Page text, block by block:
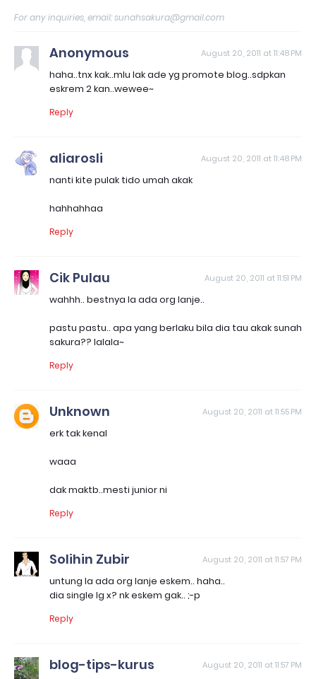
For any inquiries, email: sunahsakura@gmail.com
Anonymous August 20, 2011 at 11:48 PM
haha..tnx kak..mlu lak ade yg promote blog..sdpkan
eskrem 2 kan..wewee~
Reply
aliarosli August 20, 2011 at 11:48 PM
nanti kite pulak tido umah akak
hahhahhaa
Reply
Cik Pulau August 20, 2011 at 11:51 PM
wahhh.. bestnya la ada org lanje..
pastu pastu.. apa yang berlaku bila dia tau akak sunah
sakura?? lalala~
Reply
Unknown August 20, 2011 at 11:55 PM
erk tak kenal
waaa
dak maktb..mesti junior ni
Reply
Solihin Zubir August 20, 2011 at 11:57 PM
untung la ada org lanje eskem.. haha..
dia single lg x? nk eskem gak.. ;-p
Reply
blog-tips-kurus August 20, 2011 at 11:57 PM